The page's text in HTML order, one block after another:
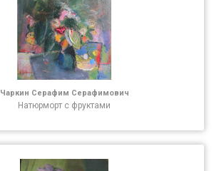
Чаркин Серафим Серафимович
Натюрморт с фруктами